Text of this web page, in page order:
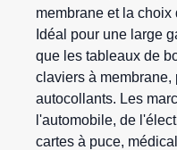
membrane et la choix
Idéal pour une large
que les tableaux de
claviers à membrane,
autocollants. Les
l'automobile, de
cartes à puce,